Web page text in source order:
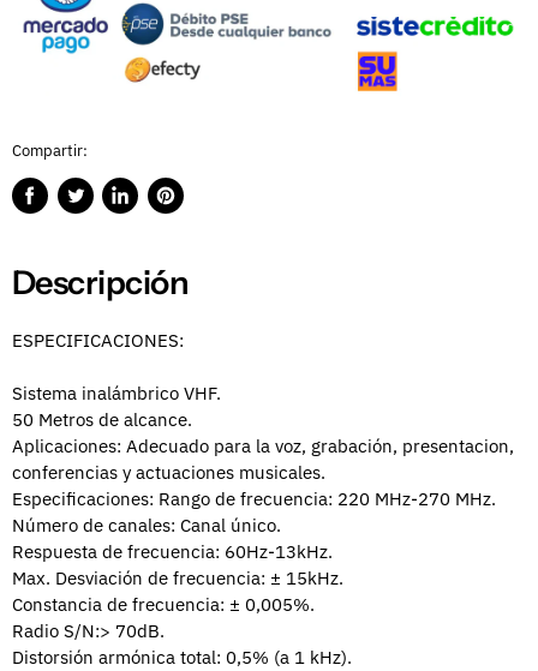
Compartir:
CompartirPublicarCompartirGuardar
Descripción
ESPECIFICACIONES:
Sistema inalámbrico VHF.
50 Metros de alcance.
Aplicaciones: Adecuado para la voz, grabación, presentacion,
conferencias y actuaciones musicales.
Especificaciones: Rango de frecuencia: 220 MHz-270 MHz.
Número de canales: Canal único.
Respuesta de frecuencia: 60Hz-13kHz.
Max. Desviación de frecuencia: ± 15kHz.
Constancia de frecuencia: ± 0,005%.
Radio S/N:> 70dB.
Distorsión armónica total: 0,5% (a 1 kHz).